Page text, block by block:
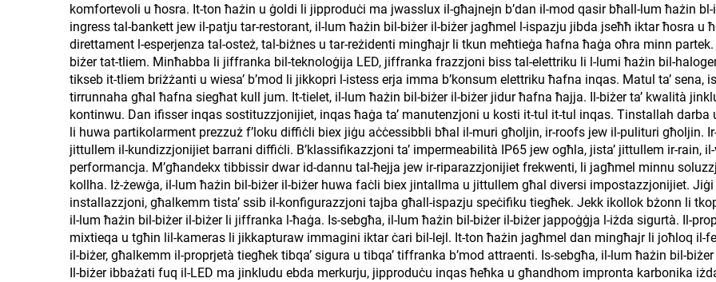
komfortevoli u ħosra. It-ton ħażin u ġoldi li jipproduċi ma jwasslux il-għajnejn b’dan il-mod qasir bħall-lum ħażin
ingress tal-bankett jew il-patju tar-restorant, il-lum ħażin bil-biżer il-biżer jagħmel l-ispazju jibda jseħħ iktar ħosra u
direttament l-esperjenza tal-osteż, tal-biżnes u tar-reżidenti mingħajr li tkun meħtieġa ħafna ħaġa oħra minn
biżer tat-tliem. Minħabba li jiffranka bil-teknoloġija LED, jiffranka frazzjoni biss tal-elettriku li l-lumi ħażin bil-
tikseb it-tliem briżżanti u wiesa’ b’mod li jikkopri l-istess erja imma b’konsum elettriku ħafna inqas. Matul ta’
tirrunnaha għal ħafna siegħat kull jum. It-tielet, il-lum ħażin bil-biżer il-biżer jidur ħafna ħajja. Il-biżer ta’ kwalità
kontinwu. Dan ifisser inqas sostituzzjonijiet, inqas ħaġa ta’ manutenzjoni u kosti it-tul it-tul inqas. Tinstallah darba
li huwa partikolarment prezzuż f’loku diffiċli biex jiġu aċċessibbli bħal il-muri għoljin, ir-roofs jew il-pulituri għoljin.
jittullem il-kundizzjonijiet barrani diffiċli. B’klassifikazzjoni ta’ impermeabilità IP65 jew ogħla, jista’ jittullem ir-rain,
performancja. M’għandekx tibbissir dwar id-dannu tal-ħejja jew ir-riparazzjonijiet frekwenti, li jagħmel minnu
kollha. Iż-żewġa, il-lum ħażin bil-biżer il-biżer huwa faċli biex jintallma u jittullem għal diversi impostazzjonijiet. Jiġi
installazzjoni, għalkemm tista’ ssib il-konfigurazzjoni tajba għall-ispazju speċifiku tiegħek. Jekk ikollok bżonn li
il-lum ħażin bil-biżer il-biżer li jiffranka l-ħaġa. Is-sebgħa, il-lum ħażin bil-biżer il-biżer jappoġġja l-iżda sigurtà. Il-
mixtieqa u tgħin lil-kameras li jikkapturaw immagini iktar ċari bil-lejl. It-ton ħażin jagħmel dan mingħajr li joħloq il-
il-biżer, għalkemm il-proprjetà tiegħek tibqa’ sigura u tibqa’ tiffranka b’mod attraenti. Is-sebgħa, il-lum ħażin bil-
Il-biżer ibbażati fuq il-LED ma jinkludu ebda merkurju, jipproduċu inqas ħeħka u għandhom impronta karbonika